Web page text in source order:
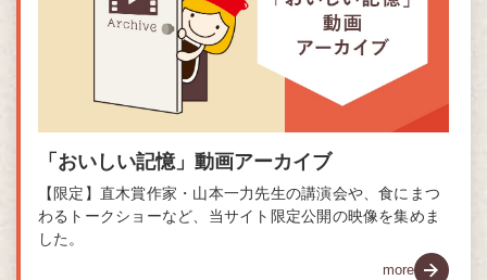
「おいしい記憶」動画アーカイブ
【限定】直木賞作家・山本一力先生の講演会や、食にまつ
わるトークショーなど、当サイト限定公開の映像を集めま
した。
more